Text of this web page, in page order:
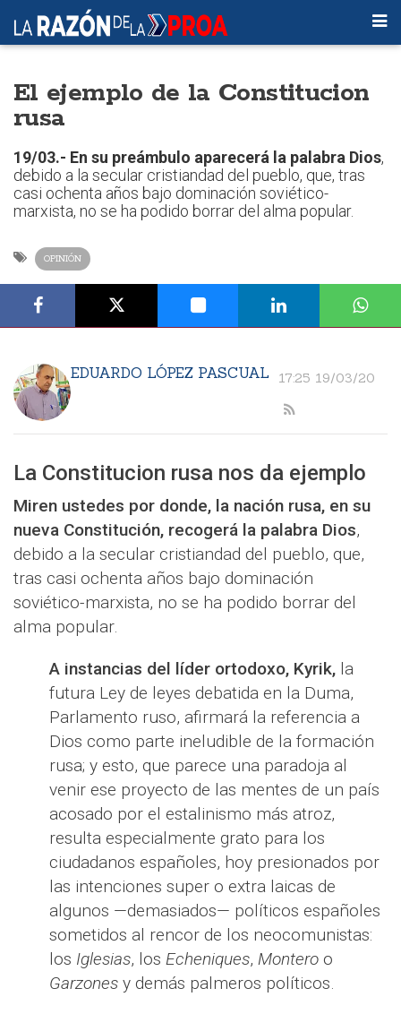
El ejemplo de la Constitucion
rusa
19/03.- En su preámbulo aparecerá la palabra Dios,
debido a la secular cristiandad del pueblo, que, tras
casi ochenta años bajo dominación soviético-
marxista, no se ha podido borrar del alma popular.
OPINIÓN
EDUARDO LÓPEZ PASCUAL 17:25 19/03/20
La Constitucion rusa nos da ejemplo
Miren ustedes por donde, la nación rusa, en su
nueva Constitución, recogerá la palabra Dios,
debido a la secular cristiandad del pueblo, que,
tras casi ochenta años bajo dominación
soviético-marxista, no se ha podido borrar del
alma popular.
A instancias del líder ortodoxo, Kyrik, la
futura Ley de leyes debatida en la Duma,
Parlamento ruso, afirmará la referencia a
Dios como parte ineludible de la formación
rusa; y esto, que parece una paradoja al
venir ese proyecto de las mentes de un país
acosado por el estalinismo más atroz,
resulta especialmente grato para los
ciudadanos españoles, hoy presionados por
las intenciones super o extra laicas de
algunos —demasiados— políticos españoles
sometidos al rencor de los neocomunistas:
los Iglesias, los Echeniques, Montero o
Garzones y demás palmeros políticos.